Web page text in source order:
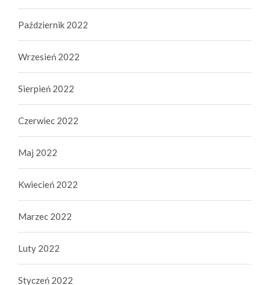
Październik 2022
Wrzesień 2022
Sierpień 2022
Czerwiec 2022
Maj 2022
Kwiecień 2022
Marzec 2022
Luty 2022
Styczeń 2022